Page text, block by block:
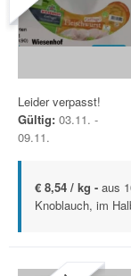
Leider verpasst!
Gültig: 03.11. -
09.11.
€ 8,54 / kg - aus
Knoblauch, im